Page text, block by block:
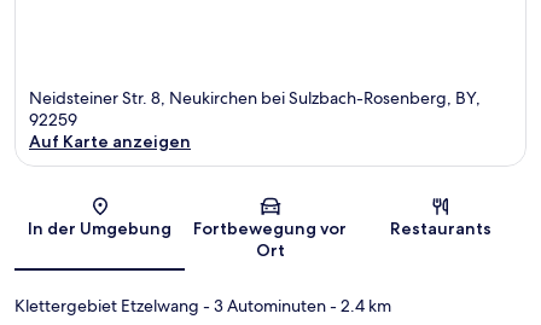
Neidsteiner Str. 8, Neukirchen bei Sulzbach-Rosenberg, BY,
92259
Auf Karte anzeigen
In der Umgebung
Fortbewegung vor
Ort
Restaurants
Klettergebiet Etzelwang - 3 Autominuten- 2.4 km